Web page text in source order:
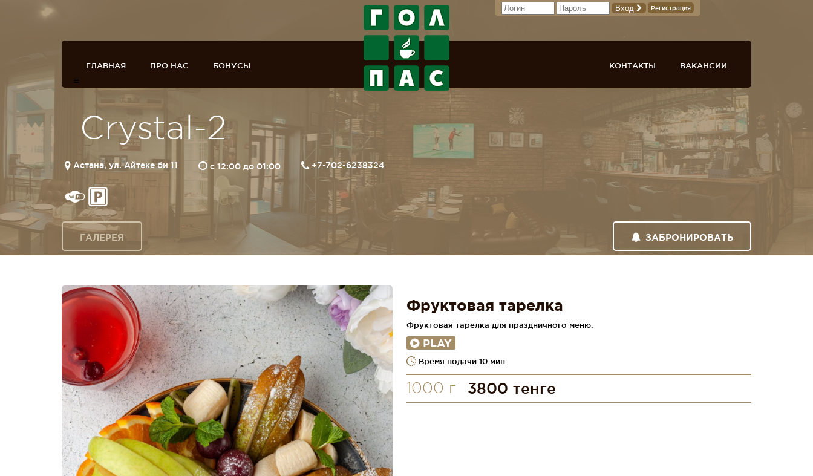
Вход Регистрация
ГЛАВНАЯ ПРО НАС БОНУСЫ ВАКАНСИИ
КОНТАКТЫ
Crystal-2
Астана, ул. Айтеке би 11 c 12:00 до 01:00 +7-702-6238324
ГАЛЕРЕЯ ЗАБРОНИРОВАТЬ
Фруктовая тарелка
Фруктовая тарелка для праздничного меню.
PLAY
Время подачи 10 мин.
1000 г 3800 тенге